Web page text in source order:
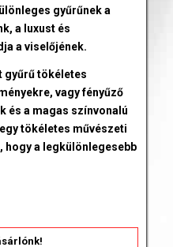
gyűrűnek a
a luxust és
a viselőjének.
gyűrű tökéletes
vagy fényűző
és a magas színvonalú
tökéletes művészeti
a legkülönlegesebb